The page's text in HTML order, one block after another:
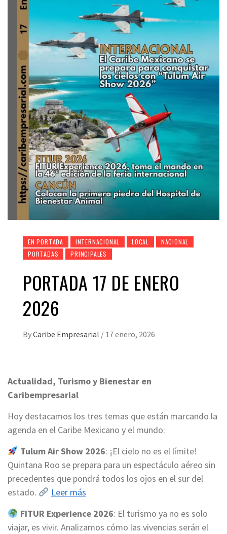
EN PORTADA INTERNACIONAL LOCAL
NACIONAL
PORTADAS
PRINCIPALES
PORTADA 17 DE ENERO
2026
ByCaribe Empresarial / 17 enero, 2026
Actualidad, Turismo y Bienestar en
Caribempresarial
Hoy destacamos los tres temas que están marcando la
agenda en el Caribe Mexicano y el mundo:
Tulum Air Show 2026: ¡El cielo no es el límite!
Quintana Roo se prepara para un espectáculo aéreo sin
precedentes que pondrá todos los ojos en el sur del
estado.
Leer más
FITUR Experience 2026: El turismo ya no es solo
viajar, es vivir. Analizamos cómo las vivencias serán el